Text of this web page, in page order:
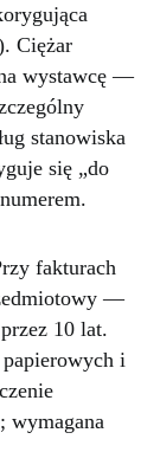
Ciężar
wystawcę —
stanowiska
się „do
fakturach
—
10 lat.
i
wymagana